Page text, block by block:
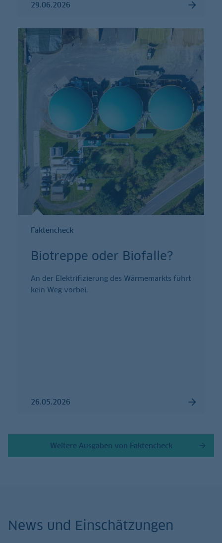
29.06.2026
Faktencheck
Biotreppe oder Biofalle?
An der Elektrifizierung des Wärmemarkts führt
kein Weg vorbei.
26.05.2026
Weitere Ausgaben von Faktencheck
News und Einschätzungen